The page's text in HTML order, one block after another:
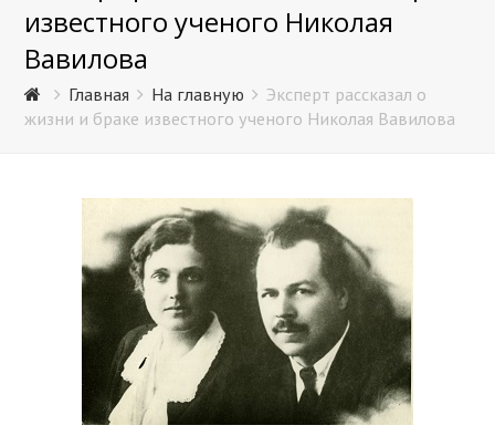
известного ученого Николая
Вавилова
Главная На главную
Эксперт рассказал о
жизни и браке известного ученого Николая Вавилова